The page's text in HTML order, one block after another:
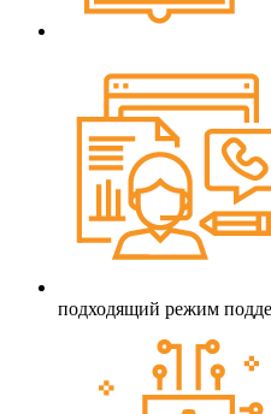
подходящий режим